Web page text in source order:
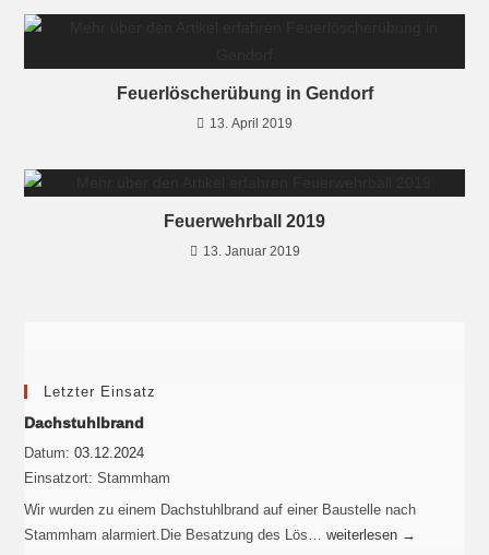
Feuerlöscherübung in Gendorf
13. April 2019
Feuerwehrball 2019
13. Januar 2019
Letzter Einsatz
Dachstuhlbrand
Datum:03.12.2024
Einsatzort: Stammham
Wir wurden zu einem Dachstuhlbrand auf einer Baustelle nach
Stammham alarmiert.Die Besatzung des Lös…weiterlesen →